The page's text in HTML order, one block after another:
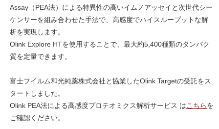
Assay（PEA法）による特異性の高いイムノアッセイと次世代シー
ケンサーを組み合わせた手法で、高感度でハイスループットな解
析を実現します。
Olink Explore HTを使用することで、最大約5,400種類のタンパク
質を定量できます。
富士フイルム和光純薬株式会社と協業したOlink Targetの受託をス
タートしました。
Olink PEA法による高感度プロテオミクス解析サービス はこちらを
ご確認ください。